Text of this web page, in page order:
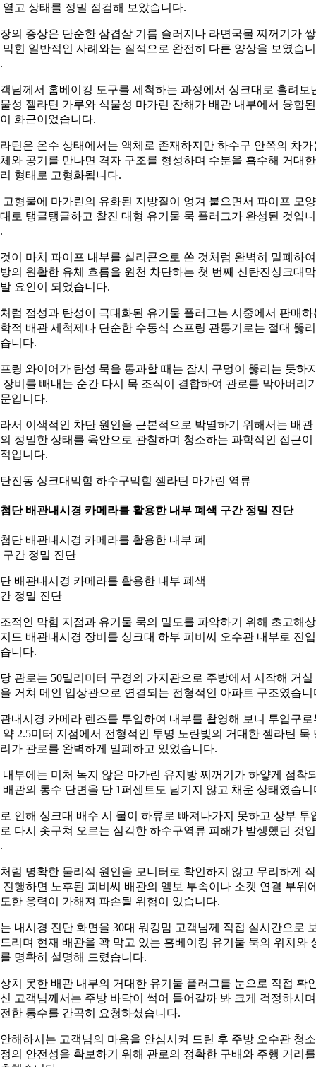
열고 상태를 정밀 점검해 보았습니다.
의 증상은 단순한 삼겹살 기름 슬러지나 라면국물 찌꺼기가
막힌 일반적인 사례와는 질적으로 완전히 다른 양상을 보였습니
님께서 홈베이킹 도구를 세척하는 과정에서 싱크대로 흘려보
성 젤라틴 가루와 식물성 마가린 잔해가 배관 내부에서 융합된
화근이었습니다.
틴은 온수 상태에서는 액체로 존재하지만 하수구 안쪽의 차가
와 공기를 만나면 격자 구조를 형성하며 수분을 흡수해 거대한
형태로 고형화됩니다.
고형물에 마가린의 유화된 지방질이 엉겨 붙으면서 파이프 모양
로 탱글탱글하고 찰진 대형 유기물 묵 플러그가 완성된 것입니
이 마치 파이프 내부를 실리콘으로 쏜 것처럼 완벽히 밀폐하여
의 원활한 유체 흐름을 원천 차단하는 첫 번째 신탄진싱크대
요인이 되었습니다.
럼 점성과 탄성이 극대화된 유기물 플러그는 시중에서 판매하
적 배관 세척제나 단순한 수동식 스프링 관통기로는 절대 뚫
니다.
링 와이어가 탄성 묵을 통과할 때는 잠시 구멍이 뚫리는 듯하
장비를 빼내는 순간 다시 묵 조직이 결합하여 관로를 막아버리
입니다.
서 이색적인 차단 원인을 근본적으로 박멸하기 위해서는 배관
정밀한 상태를 육안으로 관찰하며 청소하는 과학적인 접근이
입니다.
진동 싱크대막힘 하수구막힘 젤라틴 마가린 역류
단 배관내시경 카메라를 활용한 내부 폐색 구간 정밀 진단
배관내시경 카메라를 활용한 내부 폐색
정밀 진단
적인 막힘 지점과 유기물 묵의 밀도를 파악하기 위해 초고해
드 배관내시경 장비를 싱크대 하부 피비씨 오수관 내부로 진
니다.
관로는 50밀리미터 구경의 가지관으로 주방에서 시작해 거실
거쳐 메인 입상관으로 연결되는 전형적인 아파트 구조였습니
내시경 카메라 렌즈를 투입하여 내부를 촬영해 보니 투입구로
약 2.5미터 지점에서 전형적인 투명 노란빛의 거대한 젤라틴 묵
가 관로를 완벽하게 밀폐하고 있었습니다.
내부에는 미처 녹지 않은 마가린 유지방 찌꺼기가 하얗게 점착
배관의 통수 단면을 단 1퍼센트도 남기지 않고 채운 상태였습니
인해 싱크대 배수 시 물이 하류로 빠져나가지 못하고 상부 투
다시 솟구쳐 오르는 심각한 하수구역류 피해가 발생했던 것
럼 명확한 물리적 원인을 모니터로 확인하지 않고 무리하게
진행하면 노후된 피비씨 배관의 엘보 부속이나 소켓 연결 부위
한 응력이 가해져 파손될 위험이 있습니다.
내시경 진단 화면을 30대 워킹맘 고객님께 직접 실시간으로
리며 현재 배관을 꽉 막고 있는 홈베이킹 유기물 묵의 위치와
명확히 설명해 드렸습니다.
치 못한 배관 내부의 거대한 유기물 플러그를 눈으로 직접 확
고객님께서는 주방 바닥이 썩어 들어갈까 봐 크게 걱정하시며
한 통수를 간곡히 요청하셨습니다.
해하시는 고객님의 마음을 안심시켜 드린 후 주방 오수관 청소
의 안전성을 확보하기 위해 관로의 정확한 구배와 주행 거리를